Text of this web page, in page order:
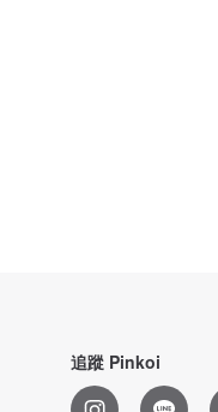
追蹤 Pinkoi